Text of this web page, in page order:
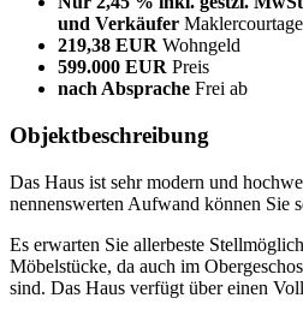
und Verkäufer Maklercourtage
219,38 EUR Wohngeld
599.000 EUR Preis
nach Absprache Frei ab
Objektbeschreibung
Das Haus ist sehr modern und
nennenswerten Aufwand können Sie
Es erwarten Sie allerbeste
Möbelstücke, da auch im
sind. Das Haus verfügt über einen